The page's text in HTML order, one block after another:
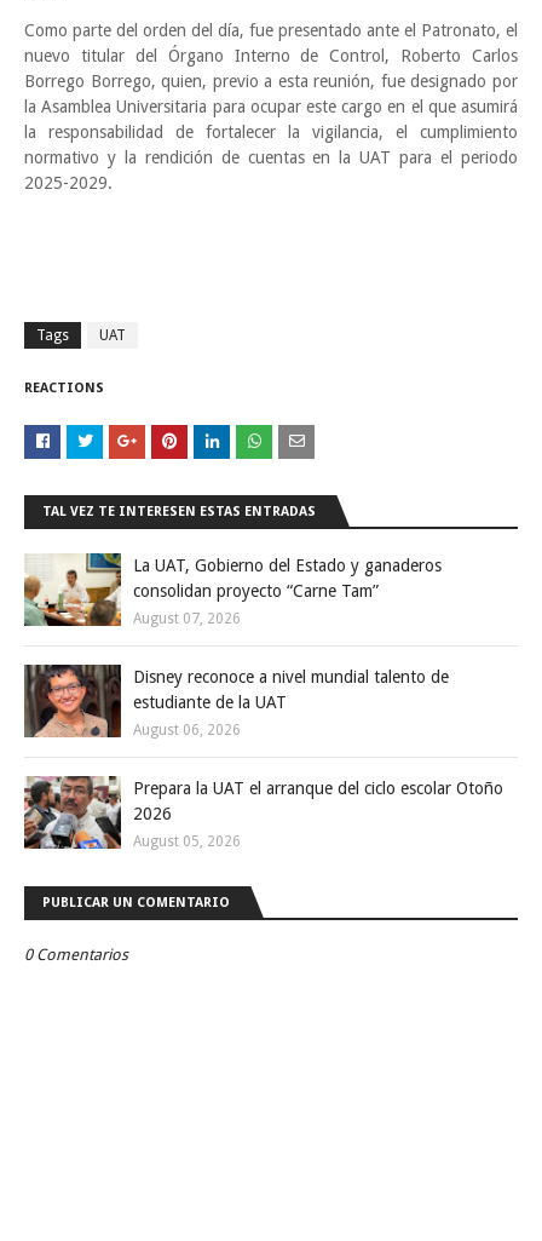
Como parte del orden del día, fue presentado ante el Patronato, el
nuevo titular del Órgano Interno de Control, Roberto Carlos
Borrego Borrego, quien, previo a esta reunión, fue designado por
la Asamblea Universitaria para ocupar este cargo en el que asumirá
la responsabilidad de fortalecer la vigilancia, el cumplimiento
normativo y la rendición de cuentas en la UAT para el periodo
2025-2029.
Tags UAT
REACTIONS
TAL VEZ TE INTERESEN ESTAS ENTRADAS
La UAT, Gobierno del Estado y ganaderos
consolidan proyecto “Carne Tam”
August 07, 2026
Disney reconoce a nivel mundial talento de
estudiante de la UAT
August 06, 2026
Prepara la UAT el arranque del ciclo escolar Otoño
2026
August 05, 2026
PUBLICAR UN COMENTARIO
0 Comentarios